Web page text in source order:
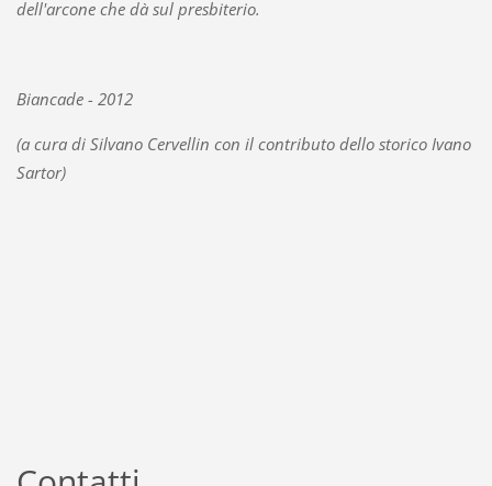
dell'arcone che dà sul presbiterio.
Biancade - 2012
(a cura di Silvano Cervellin con il contributo dello storico Ivano
Sartor)